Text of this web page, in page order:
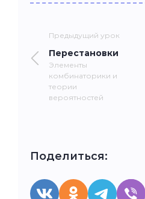
Предыдущий урок
Перестановки
Элементы
комбинаторики и
теории
вероятностей
Поделиться: